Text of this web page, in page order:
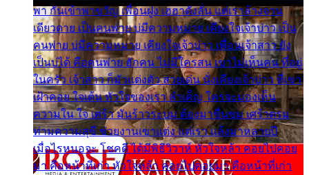
พา กันเข้าพาขวัญ เพื่อนฝูง เฮฮาดังลั่น แต่เราล้างจาน
เดียวดาย เป็นคนพ่าย บ่มีความหมาย เคียงใจเจ้าบ่าว เป็น
คนพ่าย บ่มีความหมาย เคียงใจเจ้าบ่าว เพื่อนเจ้าสาว ยัง
เป็นบ่ได้ คือคนพ่าย ฮักคน ไม่มีใครสน เขาไม่เห็นคน ที่อยู่
ในครัว เจ้าสาว ก็มัวแต่งตัว สวยเด่น นั่งเคียงเจ้าบ่าว ที่เขา
เฝ้าคอย ใจเต้น หัวใจของเรา ลำเค็ญ ใครจะมองเห็น
ความใน ใจ เศร้า มันร้าวระบม ต้องมาขื่นขม เศร้าตรม
ท่ามความสุขี ช่วยงานเขาแต่ง แต่เรา แล้งมาหลายปี
เมื่อไรหนอจะ โชคดี ได้มีพิธีวิวาห์ หัวใจหล้า คอยไปคอย
มา คือหน้าที่เก่า หัวใจหล้า คอยไปคอยมา คือหน้าที่เก่า